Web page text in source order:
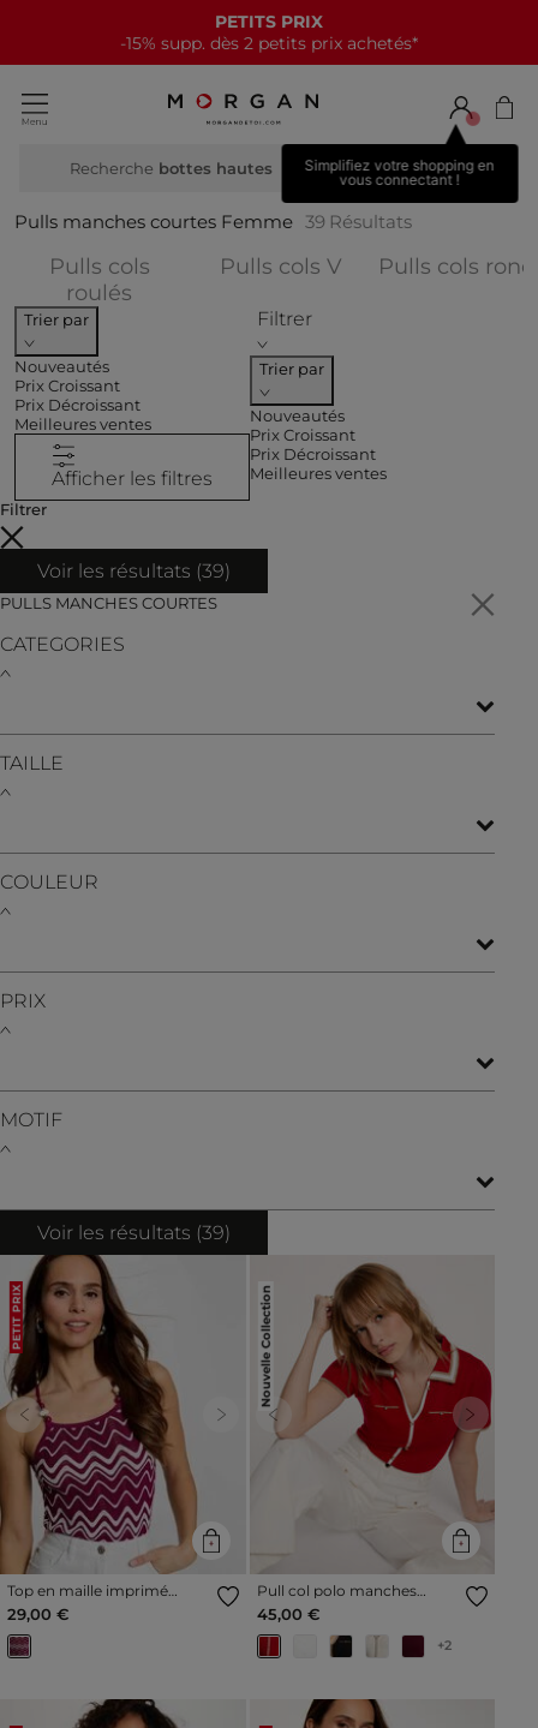
NOUVELLE COLLECTION
15€ offerts tous les 70€*
Simplifiez votre shopping en
vous connectant !
Recherche b
Pulls manches courtes Femme 39 Résultats
Pulls cols
roulés
Pulls cols VAffiner par
Pulls cols
Trier par
Nouveautés
Prix Croissant
Prix Décroissant
Meilleures ventes
Afficher les filtres
Filtrer
Trier par
Nouveautés
Prix Croissant
Prix Décroissant
Meilleures ventes
Filtrer
Voir les résultats (39)
PULLS MANCHES COURTES
CATEGORIES
TAILLE
COULEUR
PRIX
MOTIF
Voir les résultats (39)
PETIT PRIX
Previous Next
Top en maille imprimé
prune femme
29,00 €
Nouvelle Collection
Previous Next
Pull col polo manches
courtes rouge femme
45,00 €
+2